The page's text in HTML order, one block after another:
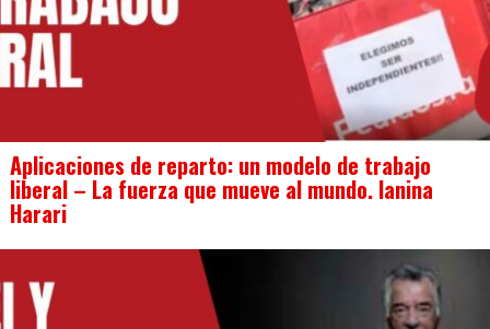
Aplicaciones de reparto: un modelo de trabajo
liberal – La fuerza que mueve al mundo. Ianina
Harari